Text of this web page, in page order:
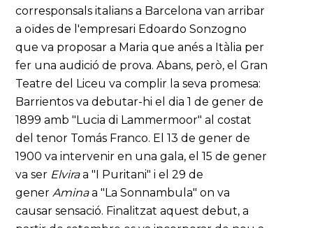
corresponsals italians a Barcelona van arribar
a oïdes de l'empresari Edoardo Sonzogno
que va proposar a Maria que anés a Itàlia per
fer una audició de prova. Abans, però, el Gran
Teatre del Liceu va complir la seva promesa:
Barrientos va debutar-hi el dia 1 de gener de
1899 amb "Lucia di Lammermoor" al costat
del tenor Tomás Franco. El 13 de gener de
1900 va intervenir en una gala, el 15 de gener
va ser Elviraa "I Puritani" i el 29 de
generAminaa "La Sonnambula" on va
causar sensació. Finalitzat aquest debut, a